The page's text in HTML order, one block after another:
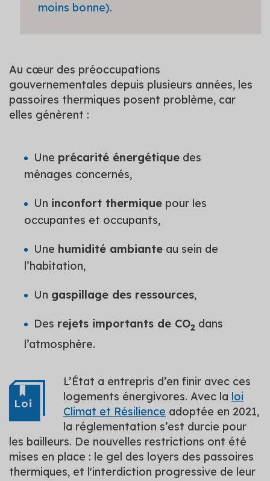
moins bonne).
Au cœur des préoccupations
gouvernementales depuis plusieurs années, les
passoires thermiques posent problème, car
elles génèrent :
Une précarité énergétique des
ménages concernés,
Un inconfort thermique pour les
occupantes et occupants,
Une humidité ambiante au sein de
l’habitation,
Un gaspillage des ressources,
Des rejets importants de CO2 dans
l’atmosphère.
L’État a entrepris d’en finir avec ces
logements énergivores. Avec la loi
Climat et Résilience adoptée en 2021,
la réglementation s’est durcie pour
les bailleurs. De nouvelles restrictions ont été
mises en place : le gel des loyers des passoires
thermiques, et l'interdiction progressive de leur